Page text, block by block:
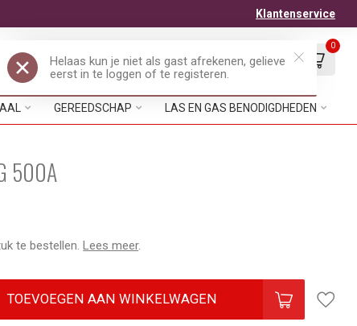
Klantenservice
EUR Mijn account Verlanglijst
0
GEREEDSCHAP LAS EN GAS BENODIGDHEDEN
500A
te bestellen.Lees meer.
TOEVOEGEN AAN WINKELWAGEN